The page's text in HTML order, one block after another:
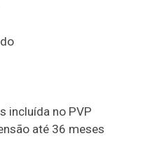
incluída no PVP
até 36 meses